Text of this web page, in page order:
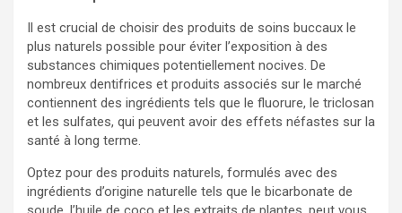
Il est crucial de choisir des produits de soins buccaux le
plus naturels possible pour éviter l’exposition à des
substances chimiques potentiellement nocives. De
nombreux dentifrices et produits associés sur le marché
contiennent des ingrédients tels que le fluorure, le triclosan
et les sulfates, qui peuvent avoir des effets néfastes sur la
santé à long terme.
Optez pour des produits naturels, formulés avec des
ingrédients d’origine naturelle tels que le bicarbonate de